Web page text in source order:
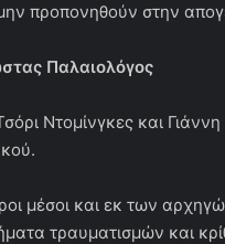
προπονηθούν στην
Παλαιολόγος
Ντομίνγκες και
μέσοι και εκ των
τραυματισμών και